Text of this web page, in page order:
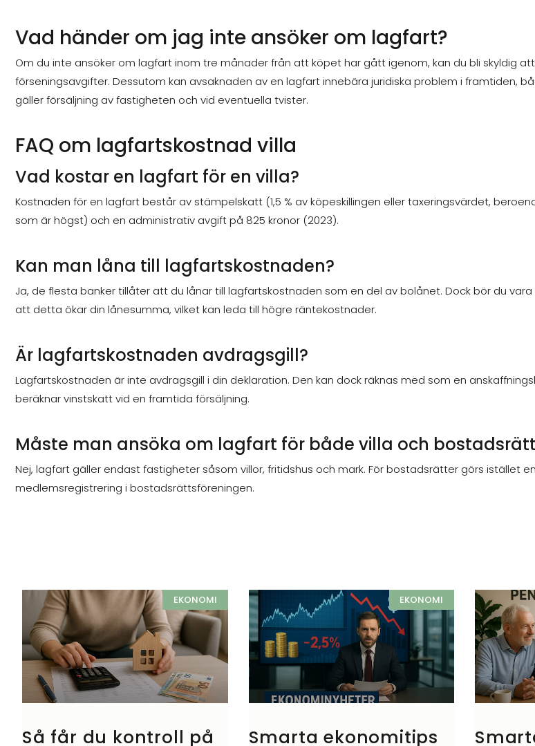
Vad händer om jag inte ansöker om lagfart?
Om du inte ansöker om lagfart inom tre månader från att köpet har gått igenom, kan du bli skyldig
förseningsavgifter. Dessutom kan avsaknaden av en lagfart innebära juridiska problem i framtiden,
gäller försäljning av fastigheten och vid eventuella tvister.
FAQ om lagfartskostnad villa
Vad kostar en lagfart för en villa?
Kostnaden för en lagfart består av stämpelskatt (1,5 % av köpeskillingen eller taxeringsvärdet,
som är högst) och en administrativ avgift på 825 kronor (2023).
Kan man låna till lagfartskostnaden?
Ja, de flesta banker tillåter att du lånar till lagfartskostnaden som en del av bolånet. Dock bör du
att detta ökar din lånesumma, vilket kan leda till högre räntekostnader.
Är lagfartskostnaden avdragsgill?
Lagfartskostnaden är inte avdragsgill i din deklaration. Den kan dock räknas med som en
beräknar vinstskatt vid en framtida försäljning.
Måste man ansöka om lagfart för både villa och
Nej, lagfart gäller endast fastigheter såsom villor, fritidshus och mark. För bostadsrätter görs istället en
medlemsregistrering i bostadsrättsföreningen.
EKONOMI
Så får du kontroll på
EKONOMI
Smarta ekonomitips